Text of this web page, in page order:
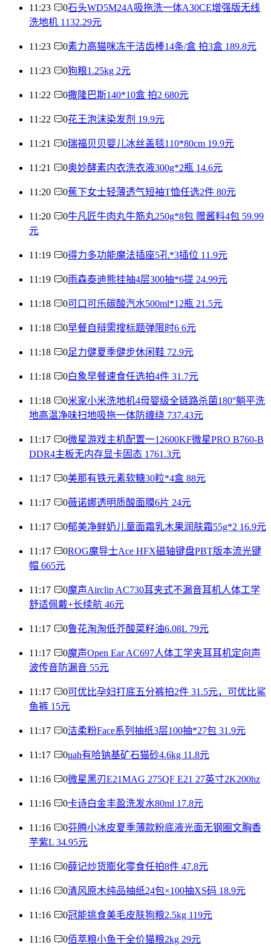
11:23 0石头WD5M24A吸拖洗一体A30CE增强版无线
洗地机 1132.29元
11:23 0素力高猫咪冻干洁齿棒14条/盒 拍3盒 189.8元
11:23 0狗粮1.25kg 2元
11:22 0撒隆巴斯140*10盒 拍2 680元
11:22 0花王泡沫染发剂 19.9元
11:21 0瑞福贝贝婴儿冰丝盖毯110*80cm 19.9元
11:21 0奥妙酵素内衣洗衣液300g*2瓶 14.6元
11:20 0蕉下女士轻薄透气短袖T恤任选2件 80元
11:20 0牛凡匠牛肉丸牛筋丸250g*8包 赠酱料4包 59.99
元
11:19 0得力多功能魔法插座5孔*3插位 11.9元
11:19 0雨森泰迪熊挂抽4层300抽*6提 24.99元
11:18 0可口可乐碳酸汽水500ml*12瓶 21.5元
11:18 0早餐自辩需搜标题弹限时6 6元
11:18 0足力健夏季健步休闲鞋 72.9元
11:18 0白象早餐速食任选拍4件 31.7元
11:18 0米家小米洗地机4母婴级全链路杀菌180°躺平洗
地高温净味扫地吸拖一体防缠绕 737.43元
11:17 0微星游戏主机配置一12600KF微星PRO B760-B
DDR4主板无内存显卡固态 1761.3元
11:17 0美那有铁元素软糖30粒*4盒 88元
11:17 0薇诺娜透明质酸面膜6片 24元
11:17 0郁美净鲜奶儿童面霜乳木果润肤霜55g*2 16.9元
11:17 0ROG魔导士Ace HFX磁轴键盘PBT版本流光键
帽 665元
11:17 0魔声Airclip AC730耳夹式不漏音耳机人体工学
舒适佩戴+长续航 46元
11:17 0鲁花淘淘低芥酸菜籽油6.08L 79元
11:17 0魔声Open Ear AC697人体工学夹耳耳机定向声
波传音防漏音 55元
11:17 0可优比孕妇打底五分裤拍2件 31.5元，可优比鲨
鱼裤 15元
11:17 0洁柔粉Face系列抽纸3层100抽*27包 31.9元
11:17 0uah有哈钠基矿石猫砂4.6kg 11.8元
11:16 0微星黑刃E21MAG 275QF E21 27英寸2K200hz
11:16 0卡诗白金丰盈洗发水80ml 17.8元
11:16 0芬腾小冰皮夏季薄款粉底液光面无钢圈文胸香
芋紫L 34.95元
11:16 0薛记炒货膨化零食任拍8件 47.8元
11:16 0清风原木纯品抽纸24包×100抽XS码 18.9元
11:16 0冠能挑食美毛皮肤狗粮2.5kg 119元
11:16 0佰萃粮小鱼干全价猫粮2kg 29元